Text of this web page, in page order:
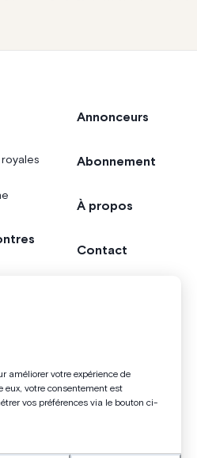
améliorer votre expérience de
eux, votre consentement est
vos préférences via le bouton ci-
Annonceurs
Abonnement
À propos
Contact